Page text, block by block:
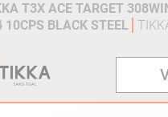
T3X ACE TARGET
BLACK STEEL